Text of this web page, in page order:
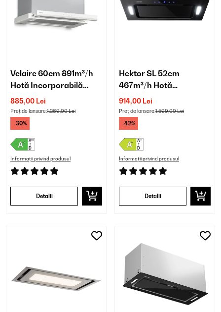
Velaire 60cm 891m³/h
Hotă Incorporabilă
Telescopică Albă
885,00 Lei
Preț de lansare:1.269,00 Lei
-30%
Informații privind produsul
Detalii
Hektor SL 52cm
467m³/h Hotă
Incorporabilă Negru
914,00 Lei
Preț de lansare:1.599,00 Lei
-42%
Informații privind produsul
Detalii